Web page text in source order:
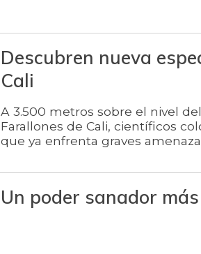
Descubren nueva
Cali
A 3.500 metros sobre el nivel
Farallones de Cali, científicos
que ya enfrenta graves
Un poder sanador